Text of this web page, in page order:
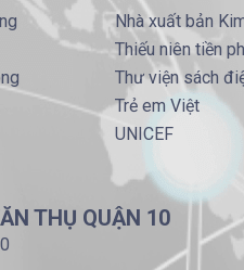
Nhà xuất bản
Thiếu niên tiền
Thư viện sách
Trẻ em Việt
UNICEF
THỤ QUẬN 10